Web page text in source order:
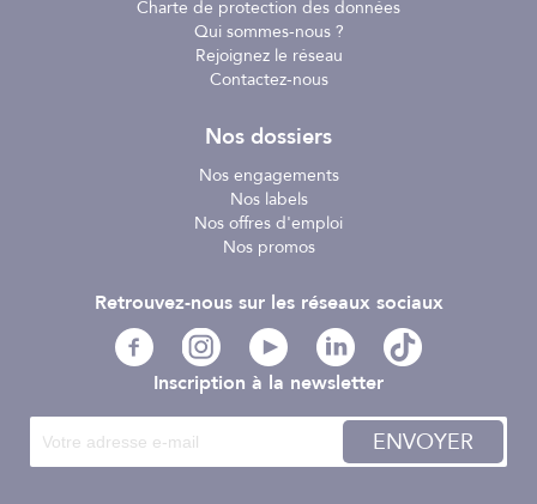
Charte de protection des données
Qui sommes-nous ?
Rejoignez le réseau
Contactez-nous
Nos dossiers
Nos engagements
Nos labels
Nos offres d'emploi
Nos promos
Inscription à la newsletter
ENVOYER
Retrouvez-nous sur les réseaux sociaux